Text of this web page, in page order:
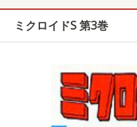
ミクロイドS 第3巻